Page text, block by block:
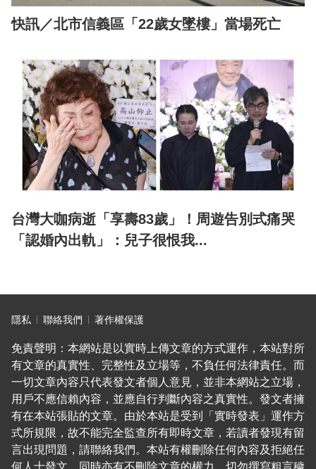
快訊／北市信義區「22歲女墜樓」當場死亡
台灣大咖病逝「享壽83歲」！周遊告別式痛哭
「認婚內出軌」：兒子很恨我...
隱私 聯絡我們 著作權保護
免責聲明：本網站是以實時上傳文章的方式運作，本站對所
有文章的真實性、完整性及立場等，不負任何法律責任。而
一切文章內容只代表發文者個人意見，並非本網站之立場，
用戶不應信賴內容，並應自行判斷內容之真實性。發文者擁
有在本站張貼的文章。由於本站是受到「實時發表」運作方
式所規限，故不能完全監查所有即時文章，若讀者發現有留
言出現問題，請聯絡我們。本站有權刪除任何內容及拒絕任
何人士發文，同時亦有不刪除文章的權力。切勿撰寫粗言穢